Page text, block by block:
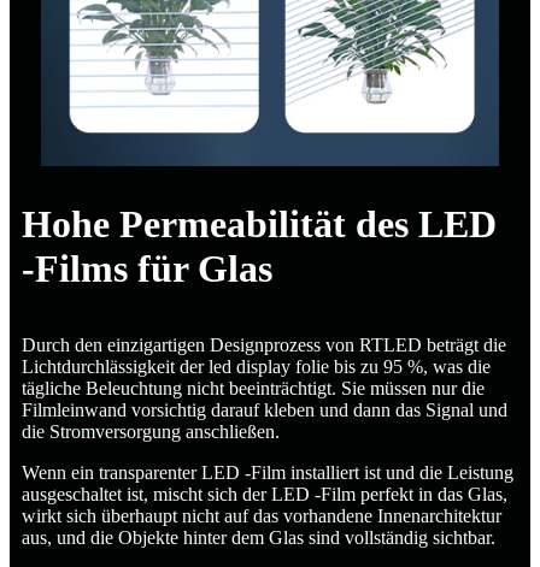
Hohe Permeabilität des LED
-Films für Glas
Durch den einzigartigen Designprozess von RTLED beträgt die
Lichtdurchlässigkeit der led display folie bis zu 95 %, was die
tägliche Beleuchtung nicht beeinträchtigt. Sie müssen nur die
Filmleinwand vorsichtig darauf kleben und dann das Signal und
die Stromversorgung anschließen.
Wenn ein transparenter LED -Film installiert ist und die Leistung
ausgeschaltet ist, mischt sich der LED -Film perfekt in das Glas,
wirkt sich überhaupt nicht auf das vorhandene Innenarchitektur
aus, und die Objekte hinter dem Glas sind vollständig sichtbar.